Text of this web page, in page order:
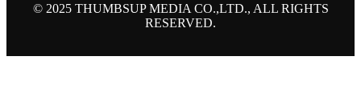
© 2025 THUMBSUP MEDIA CO.,LTD., ALL RIGHTS
RESERVED.